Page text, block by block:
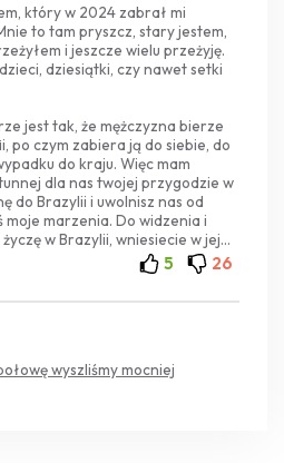
który w 2024 zabrał mi
to tam pryszcz, stary jestem,
i jeszcze wielu przeżyję.
dziesiątki, czy nawet setki
jest tak, że mężczyzna bierze
po czym zabiera ją do siebie, do
do kraju. Więc mam
dla nas twojej przygodzie w
do Brazylii i uwolnisz nas od
moje marzenia. Do widzenia i
w Brazylii, wniesiecie w jej
w rozwój Polski. Twoja ojczyzna
5 26
wyszliśmy mocniej